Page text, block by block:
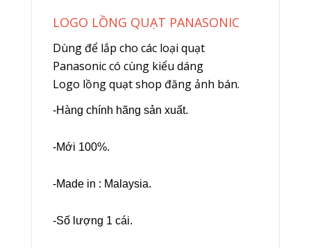
LOGO LỒNG QUẠT PANASONIC
Dùng để lắp cho các loại quạt
Panasonic có cùng kiểu dáng
Logo lồng quạt shop đăng ảnh bán.
-Hàng chính hãng sản xuất.
-Mới 100%.
-Made in : Malaysia.
-Số lượng 1 cái.